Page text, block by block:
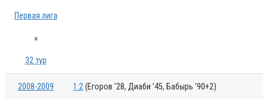
Первая лига
»
32 тур
2008-2009 1:2(Егоров '28, Диаби '45, Бабырь '90+2)